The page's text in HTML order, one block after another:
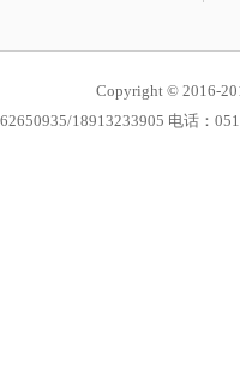
Copyright © 2016-
18913233905 电话：